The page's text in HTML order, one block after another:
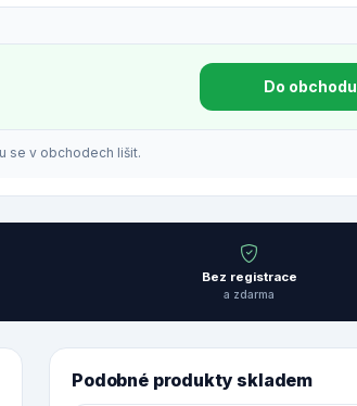
Do obchodu
se v obchodech lišit.
Bez registrace
a zdarma
Podobné produkty skladem